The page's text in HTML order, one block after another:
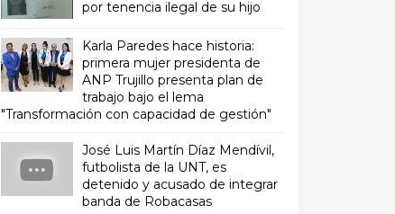
por tenencia ilegal de su hijo
Karla Paredes hace historia:
primera mujer presidenta de
ANP Trujillo presenta plan de
trabajo bajo el lema
"Transformación con capacidad de gestión"
José Luis Martín Díaz Mendívil,
futbolista de la UNT, es
detenido y acusado de integrar
banda de Robacasas